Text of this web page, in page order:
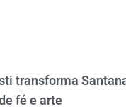
transforma
fé e arte